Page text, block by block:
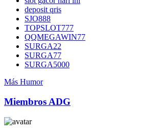
deposit qris
SJO888
TOPSLOT777
QQMEGAWIN77
SURGA22
SURGA77
SURGA5000
Más Humor
Miembros ADG